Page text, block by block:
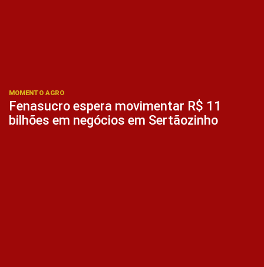
MOMENTO AGRO
Fenasucro espera movimentar R$ 11
bilhões em negócios em Sertãozinho